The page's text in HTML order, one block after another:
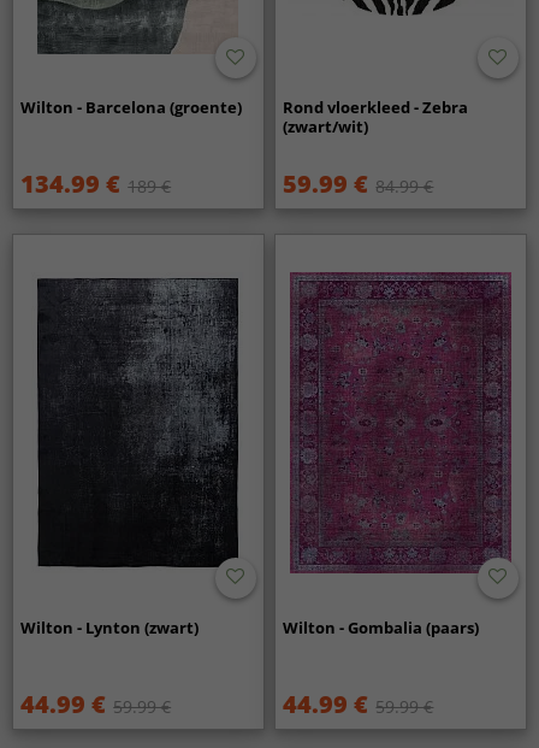
Wilton - Barcelona (groente)
134.99 € 189 €
Rond vloerkleed - Zebra
(zwart/wit)
59.99 € 84.99 €
Wilton - Lynton (zwart)
44.99 € 59.99 €
Wilton - Gombalia (paars)
44.99 € 59.99 €